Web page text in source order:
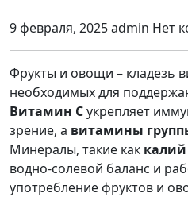
9 февраля, 2025admin Нет
Фрукты и овощи – кладезь
необходимых для
Витамин Сукрепляет
зрение, а витамины
Минералы, такие как калий
водно-солевой баланс и
употребление фруктов и